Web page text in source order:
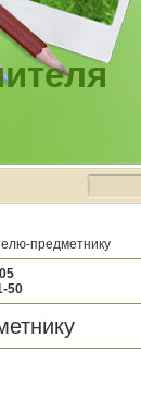
предметнику
50